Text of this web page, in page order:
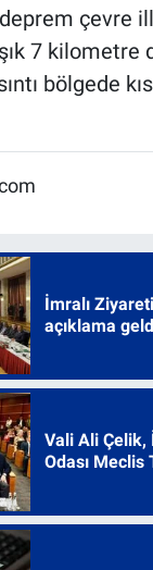
çevre
7 kilometre
bölgede
İmralı
açıklama
Vali Ali Çelik,
Odası Meclis